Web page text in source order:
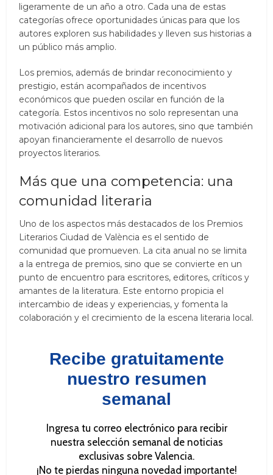
ligeramente de un año a otro. Cada una de estas
categorías ofrece oportunidades únicas para que los
autores exploren sus habilidades y lleven sus historias a
un público más amplio.
Los premios, además de brindar reconocimiento y
prestigio, están acompañados de incentivos
económicos que pueden oscilar en función de la
categoría. Estos incentivos no solo representan una
motivación adicional para los autores, sino que también
apoyan financieramente el desarrollo de nuevos
proyectos literarios.
Más que una competencia: una
comunidad literaria
Uno de los aspectos más destacados de los Premios
Literarios Ciudad de València es el sentido de
comunidad que promueven. La cita anual no se limita
a la entrega de premios, sino que se convierte en un
punto de encuentro para escritores, editores, críticos y
amantes de la literatura. Este entorno propicia el
intercambio de ideas y experiencias, y fomenta la
colaboración y el crecimiento de la escena literaria local.